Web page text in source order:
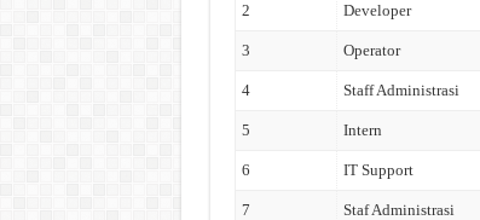
2 Developer
3 Operator
4 Staff Administrasi
5 Intern
6 IT Support
7 Staf Administrasi